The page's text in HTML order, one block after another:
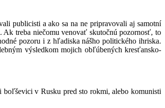
publicisti a ako sa na ne pripravovali aj samotní
Ak treba niečomu venovať skutočnú pozornosť, to
pozoru i z hľadiska nášho politického ihriska.
výsledkom mojich obľúbených kresťansko-
v Rusku pred sto rokmi, alebo komunisti